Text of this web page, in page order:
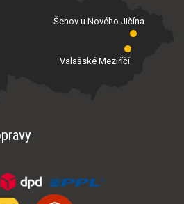
Valašské Meziříčí
Šenov u Nového Jičína